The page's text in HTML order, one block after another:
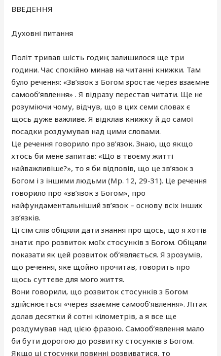
ВВЕДЕННЯ
Духовні питання
Політ тривав шість годин; залишилося ще три
години. Час спокійно минав на читанні книжки. Там
було речення: «Зв’язок з Богом зростає через взаємне
самооб’явлення» . Я відразу перестав читати. Ще не
розуміючи чому, відчув, що в цих семи словах є
щось дуже важливе. Я відклав книжку й до самої
посадки роздумував над цими словами.
Це речення говорило про зв’язок. Знаю, що якщо
хтось би мене запитав: «Що в твоєму житті
найважливіше?», то я би відповів, що це зв’язок з
Богом і з іншими людьми (Мр. 12, 29-31). Це речення
говорило про «зв’язок з Богом», про
найфундаментальніший зв’язок – основу всіх інших
зв’язків.
Ці сім слів обіцяли дати знання про щось, що я хотів
знати: про розвиток моїх стосунків з Богом. Обіцяли
показати як цей розвиток об’являється. Я зрозумів,
що речення, яке щойно прочитав, говорить про
щось суттєве для мого життя.
Вони говорили, що розвиток стосунків з Богом
здійснюється «через взаємне самооб’явлення». Літак
долав десятки й сотні кілометрів, а я все ще
роздумував над цією фразою. Самооб’явлення мало
би бути дорогою до розвитку стосунків з Богом.
Якщо ці стосунки повинні розвиватися, то